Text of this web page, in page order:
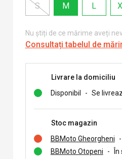
S
M L
Nu știți de ce mărime aveți
Consultați tabelul de
Livrare la domiciliu
Disponibil
- Se
Stoc magazin
BBMoto Gheorgheni
-
BBMoto Otopeni
-